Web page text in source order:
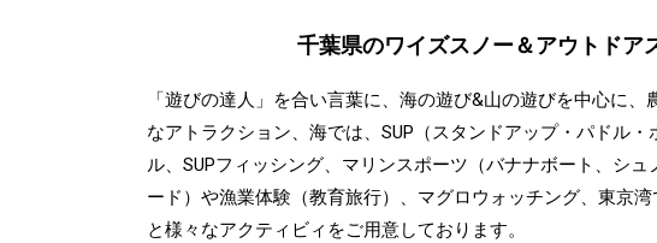
千葉県のワイズスノー＆アウトドア
「遊びの達人」を合い言葉に、海の遊び&山の遊びを中心に、
なアトラクション、海では、SUP（スタンドアップ・パドル・
ル、SUPフィッシング、マリンスポーツ（バナナボート、シ
ード）や漁業体験（教育旅行）、マグロウォッチング、東京
と様々なアクティビィをご用意しております。